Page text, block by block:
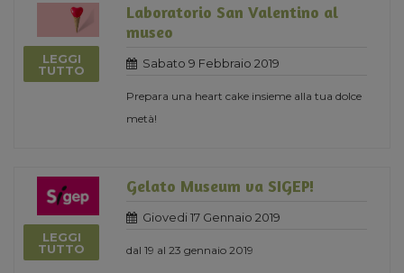
LEGGI
TUTTO
Laboratorio San Valentino al
museo
Sabato 9 Febbraio 2019
Prepara una heart cake insieme alla tua dolce
metà!
LEGGI
TUTTO
Gelato Museum va SIGEP!
Giovedi 17 Gennaio 2019
dal 19 al 23 gennaio 2019